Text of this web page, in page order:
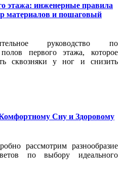
этажа: инженерные правила
материалов и пошаговый
руководство по
первого этажа, которое
сквозняки у ног и снизить
Сну и Здоровому
рассмотрим разнообразие
по выбору идеального